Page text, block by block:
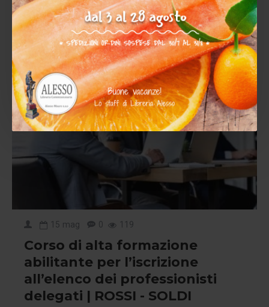
15
mag
15 mag 0 119
Corso di alta formazione
abilitante per l’iscrizione
all’elenco dei professionisti
delegati | ROSSI - SOLDI